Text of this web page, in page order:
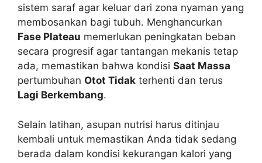
sistem saraf agar keluar dari zona nyaman yang
membosankan bagi tubuh. Menghancurkan
Fase Plateau memerlukan peningkatan beban
secara progresif agar tantangan mekanis tetap
ada, memastikan bahwa kondisi Saat Massa
pertumbuhan Otot Tidak terhenti dan terus
Lagi Berkembang.
Selain latihan, asupan nutrisi harus ditinjau
kembali untuk memastikan Anda tidak sedang
berada dalam kondisi kekurangan kalori yang